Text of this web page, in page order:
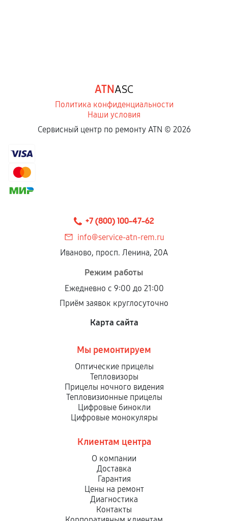
ATNASC
Политика конфиденциальности
Наши условия
Сервисный центр по ремонту ATN © 2026
+7 (800) 100-47-62
info@service-atn-rem.ru
Иваново, просп. Ленина, 20А
Режим работы
Ежедневно с 9:00 до 21:00
Приём заявок круглосуточно
Карта сайта
Мы ремонтируем
Оптические прицелы
Тепловизоры
Прицелы ночного видения
Тепловизионные прицелы
Цифровые бинокли
Цифровые монокуляры
Клиентам центра
О компании
Доставка
Гарантия
Цены на ремонт
Диагностика
Контакты